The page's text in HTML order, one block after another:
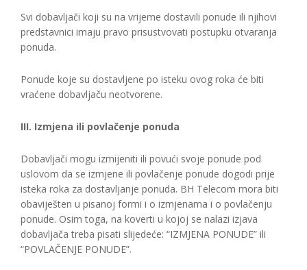
Svi dobavljači koji su na vrijeme dostavili ponude ili njihovi
predstavnici imaju pravo prisustvovati postupku otvaranja
ponuda.
Ponude koje su dostavljene po isteku ovog roka će biti
vraćene dobavljaču neotvorene.
III. Izmjena ili povlačenje ponuda
Dobavljači mogu izmijeniti ili povući svoje ponude pod
uslovom da se izmjene ili povlačenje ponude dogodi prije
isteka roka za dostavljanje ponuda. BH Telecom mora biti
obaviješten u pisanoj formi i o izmjenama i o povlačenju
ponude. Osim toga, na koverti u kojoj se nalazi izjava
dobavljača treba pisati slijedeće: “IZMJENA PONUDE” ili
“POVLAČENJE PONUDE”.